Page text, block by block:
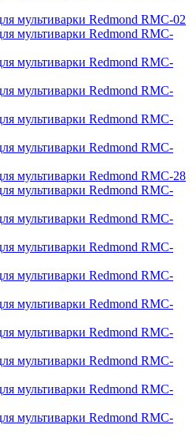
мультиварки Redmond RMC-02
мультиварки Redmond RMC-
мультиварки Redmond RMC-
мультиварки Redmond RMC-
мультиварки Redmond RMC-
мультиварки Redmond RMC-
мультиварки Redmond RMC-28
мультиварки Redmond RMC-
мультиварки Redmond RMC-
мультиварки Redmond RMC-
мультиварки Redmond RMC-
мультиварки Redmond RMC-
мультиварки Redmond RMC-
мультиварки Redmond RMC-
мультиварки Redmond RMC-
мультиварки Redmond RMC-